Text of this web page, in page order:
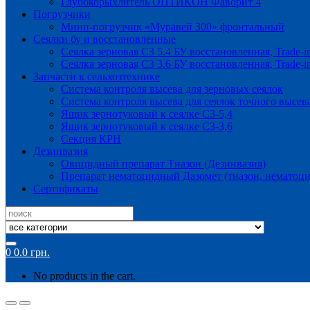
Погрузчики
Мини-погрузчик «Муравей 300» фронтальный
Сеялки бу и восстановленные
Сеялка зерновая СЗ 5.4 БУ восстановленная, Trade-
Сеялка зерновая СЗ 3.6 БУ восстановленная, Trade-
Запчасти к сельхозтехнике
Система контроля высева для зерновых сеялок
Система контроля высева для сеялок точного
Ящик зернотуковый к сеялке СЗ-5,4
Ящик зернотуковый к сеялке СЗ-3,6
Секция КРН
Дезинвазия
Овицидный препарат Тиазон (Дезинвазия)
Препарат нематоцидный Дазомет (тиазон,
Сертификаты
Search
for:
0 0.0 грн.
No products in the cart.